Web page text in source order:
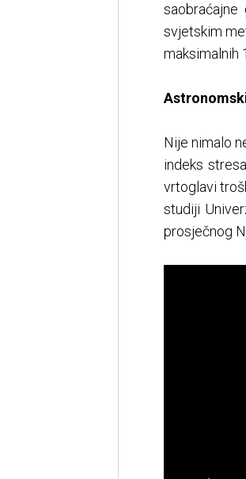
svjetskim
maksimalnih
Nije nimalo
indeks
vrtoglavi
studiji
prosječnog